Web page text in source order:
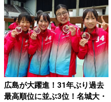
広島が大躍進！31年ぶり過去
最高順位に並ぶ3位！名城大・